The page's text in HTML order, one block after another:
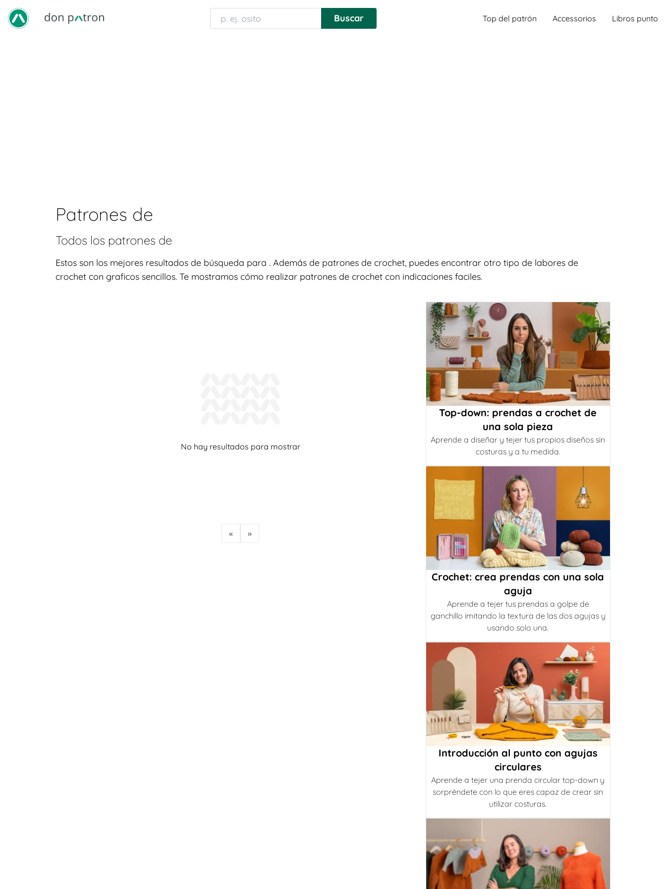
Top del patrón Accessorios Libros punto
Patrones de
Todos los patrones de
Estos son los mejores resultados de búsqueda para . Además de patrones de crochet, puedes encontrar otro tipo de labores de
crochet con graficos sencillos. Te mostramos cómo realizar patrones de crochet con indicaciones faciles.
No hay resultados para mostrar
« »
Top-down: prendas a crochet de
una sola pieza
Aprende a diseñar y tejer tus propios diseños sin
costuras y a tu medida.
Crochet: crea prendas con una sola
aguja
Aprende a tejer tus prendas a golpe de
ganchillo imitando la textura de las dos agujas y
usando solo una.
Introducción al punto con agujas
circulares
Aprende a tejer una prenda circular top-down y
sorpréndete con lo que eres capaz de crear sin
utilizar costuras.